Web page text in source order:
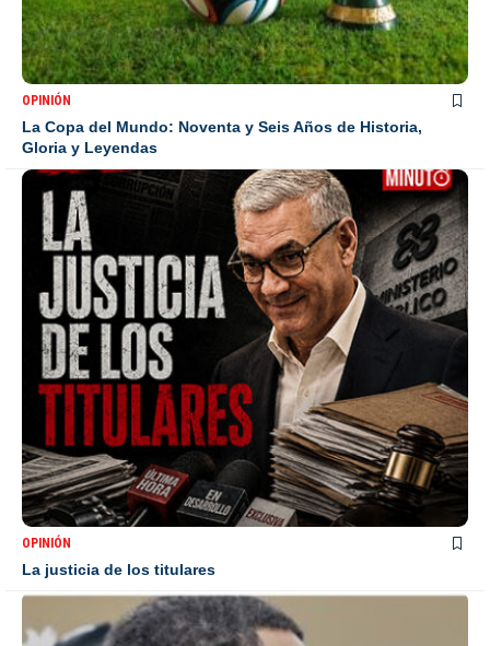
OPINIÓN
La Copa del Mundo: Noventa y Seis Años de Historia,
Gloria y Leyendas
OPINIÓN
La justicia de los titulares